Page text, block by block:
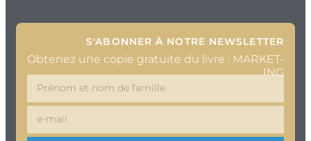
S'ABONNER À NOTRE NEWSLETTER
Obtenez une copie gratuite du livre : MARKET-
ING